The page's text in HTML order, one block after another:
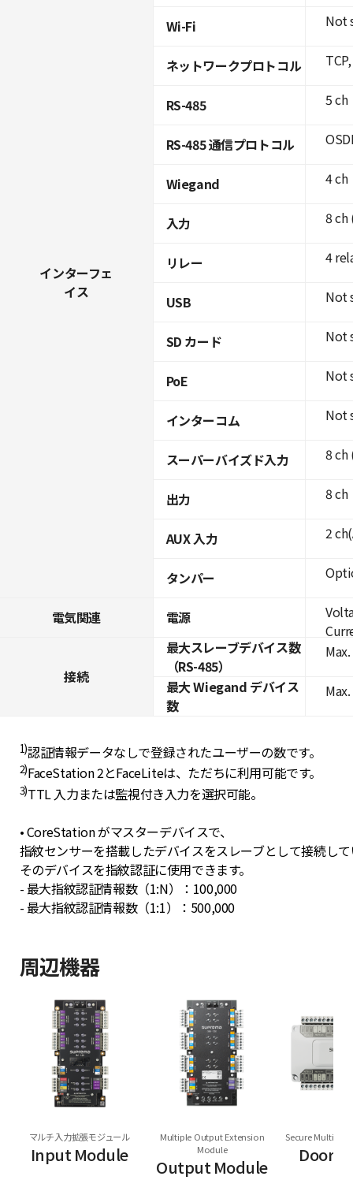
インターフェ
イス
Wi-Fi
ネットワークプロトコル
RS-485
RS-485 通信プロトコル
Wiegand
入力
リレー
USB
SD カード
PoE
インターコム
スーパーバイズド入力
出力
AUX 入力
タンパー
電気関連 電源
接続
最大スレーブデバイス数
（RS-485）
最大 Wiegand デバイス
数
Not
5 ch
4 ch
8 ch
4
Not
Not
Not
Not
8 ch
8 ch
2
1)認証情報データなしで登録されたユーザーの数です。
2)FaceStation 2とFaceLiteは、ただちに利用可能です。
3)TTL 入力または監視付き入力を選択可能。
• CoreStation がマスターデバイスで、
指紋センサーを搭載したデバイスをスレーブとして接続し
そのデバイスを指紋認証に使用できます。
- 最大指紋認証情報数（1:N）：100,000
- 最大指紋認証情報数（1:1）：500,000
周辺機器
マルチ入力拡張モジュール
Input Module
Multiple Output Extension
Module
Output Module
Secure Multi
Door